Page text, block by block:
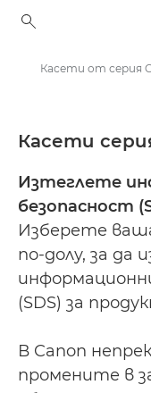
Касети от серия
Касети
Изтеглете
безопасност
Изберете
по-долу, за да
(SDS) за
В Canon
промените в